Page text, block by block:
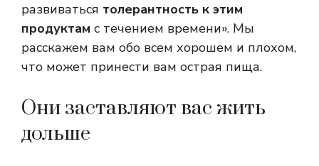
развиваться толерантность к этим
продуктам с течением времени». Мы
расскажем вам обо всем хорошем и плохом,
что может принести вам острая пища.
Они заставляют вас жить
дольше